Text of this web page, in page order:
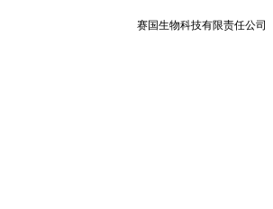
赛国生物科技有限责任公司